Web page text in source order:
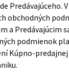
Predávajúceho.
obchodných
a Predávajúcim
podmienok
Kúpno-